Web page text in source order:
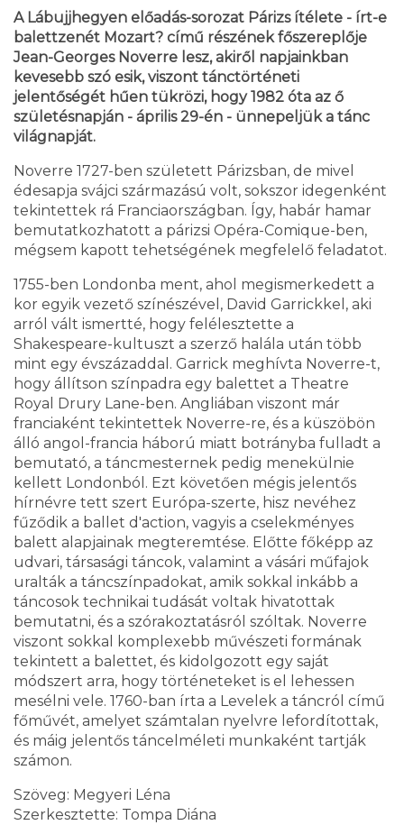
A Lábujjhegyen előadás-sorozat Párizs ítélete - írt-e
balettzenét Mozart? című részének főszereplője
Jean-Georges Noverre lesz, akiről napjainkban
kevesebb szó esik, viszont tánctörténeti
jelentőségét hűen tükrözi, hogy 1982 óta az ő
születésnapján - április 29-én - ünnepeljük a tánc
világnapját.
Noverre 1727-ben született Párizsban, de mivel
édesapja svájci származású volt, sokszor idegenként
tekintettek rá Franciaországban. Így, habár hamar
bemutatkozhatott a párizsi Opéra-Comique-ben,
mégsem kapott tehetségének megfelelő feladatot.
1755-ben Londonba ment, ahol megismerkedett a
kor egyik vezető színészével, David Garrickkel, aki
arról vált ismertté, hogy felélesztette a
Shakespeare-kultuszt a szerző halála után több
mint egy évszázaddal. Garrick meghívta Noverre-t,
hogy állítson színpadra egy balettet a Theatre
Royal Drury Lane-ben. Angliában viszont már
franciaként tekintettek Noverre-re, és a küszöbön
álló angol-francia háború miatt botrányba fulladt a
bemutató, a táncmesternek pedig menekülnie
kellett Londonból. Ezt követően mégis jelentős
hírnévre tett szert Európa-szerte, hisz nevéhez
fűződik a ballet d'action, vagyis a cselekményes
balett alapjainak megteremtése. Előtte főképp az
udvari, társasági táncok, valamint a vásári műfajok
uralták a táncszínpadokat, amik sokkal inkább a
táncosok technikai tudását voltak hivatottak
bemutatni, és a szórakoztatásról szóltak. Noverre
viszont sokkal komplexebb művészeti formának
tekintett a balettet, és kidolgozott egy saját
módszert arra, hogy történeteket is el lehessen
mesélni vele. 1760-ban írta a Levelek a táncról című
főművét, amelyet számtalan nyelvre lefordítottak,
és máig jelentős táncelméleti munkaként tartják
számon.
Szöveg: Megyeri Léna
Szerkesztette: Tompa Diána